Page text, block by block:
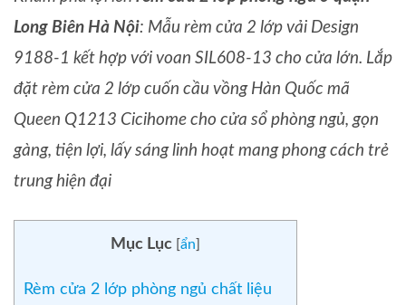
Long Biên Hà Nội: Mẫu rèm cửa 2 lớp vải Design
9188-1 kết hợp với voan SIL608-13 cho cửa lớn. Lắp
đặt rèm cửa 2 lớp cuốn cầu vồng Hàn Quốc mã
Queen Q1213 Cicihome cho cửa sổ phòng ngủ, gọn
gàng, tiện lợi, lấy sáng linh hoạt mang phong cách trẻ
trung hiện đại
Mục Lục ẩn
Rèm cửa 2 lớp phòng ngủ chất liệu